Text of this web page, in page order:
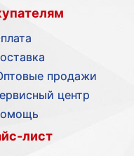
продажи
центр
лист